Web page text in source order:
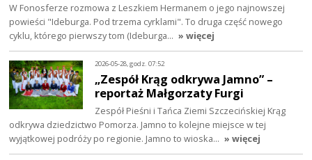
W Fonosferze rozmowa z Leszkiem Hermanem o jego najnowszej
powieści "Ideburga. Pod trzema cyrklami". To druga część nowego
cyklu, którego pierwszy tom (Ideburga… » więcej
2026-05-28, godz. 07:52
„Zespół Krąg odkrywa Jamno” –
reportaż Małgorzaty Furgi
Zespół Pieśni i Tańca Ziemi Szczecińskiej Krąg
odkrywa dziedzictwo Pomorza. Jamno to kolejne miejsce w tej
wyjątkowej podróży po regionie. Jamno to wioska… » więcej